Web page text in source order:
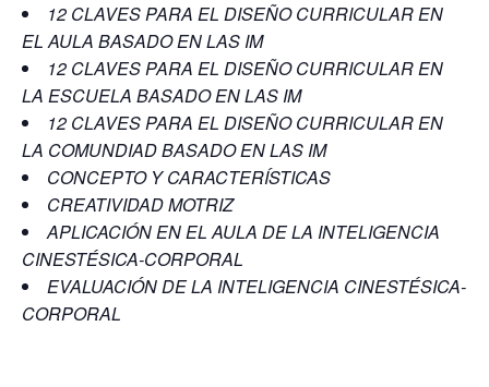
12 CLAVES PARA EL DISEÑO CURRICULAR EN
EL AULA BASADO EN LAS IM
12 CLAVES PARA EL DISEÑO CURRICULAR EN
LA ESCUELA BASADO EN LAS IM
12 CLAVES PARA EL DISEÑO CURRICULAR EN
LA COMUNDIAD BASADO EN LAS IM
CONCEPTO Y CARACTERÍSTICAS
CREATIVIDAD MOTRIZ
APLICACIÓN EN EL AULA DE LA INTELIGENCIA
CINESTÉSICA-CORPORAL
EVALUACIÓN DE LA INTELIGENCIA CINESTÉSICA-
CORPORAL